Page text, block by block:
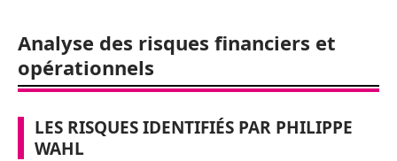
Analyse des risques financiers et
opérationnels
LES RISQUES IDENTIFIÉS PAR PHILIPPE
WAHL